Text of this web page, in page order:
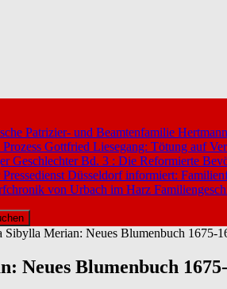
Patrizier- und Beamtenfamilie
Gottfried Liesegang: Tötung auf
Geschlechter Bd. 3 : Die Reformierte
Düsseldorf informiert:
von Urbach im Harz
Sibylla Merian: Neues Blumenbuch 1675-
Neues Blumenbuch